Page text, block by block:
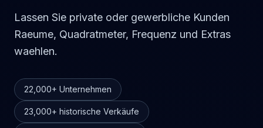
Lassen Sie private oder gewerbliche Kunden
Raeume, Quadratmeter, Frequenz und Extras
waehlen.
22,000+ Unternehmen
23,000+ historische Verkäufe